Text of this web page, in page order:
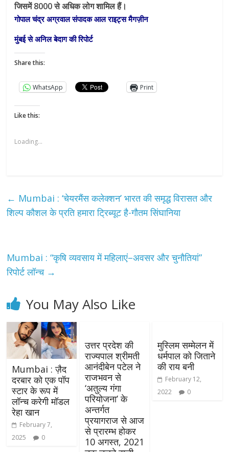
जिसमें 8000 से अधिक लोग शामिल हैं।
गोपाल चंद्र अग्रवाल संपादक आल राइट्स मैगज़ीन
मुंबई से अनिल बेदाग की रिपोर्ट
Share this:
WhatsApp Print
Like this:
Loading...
← Mumbai : ‘चेयरमैंस कलेक्शन’ भारत की समृद्ध विरासत और
शिल्प कौशल के प्रति हमारा ट्रिब्यूट है-गौतम सिंघानिया
Mumbai : “कृषि व्यवसाय में महिलाएं–अवसर और चुनौतियां”
रिपोर्ट लॉन्च →
You May Also Like
Mumbai : ज़ैद
दरबार को एक पॉप
स्टार के रूप में
लॉन्च करेगी मॉडल
रेहा खान
February 7,
2025
0
उत्तर प्रदेश की
राज्यपाल श्रीमती
आनंदीबेन पटेल ने
राजभवन से
‘अतुल्य गंगा
परियोजना’ के
अन्तर्गत
प्रयागराज से आज
से प्रारम्भ होकर
10 अगस्त, 2021
मुस्लिम सम्मेलन में
धर्मपाल को जिताने
की राय बनी
February 12,
2022
0